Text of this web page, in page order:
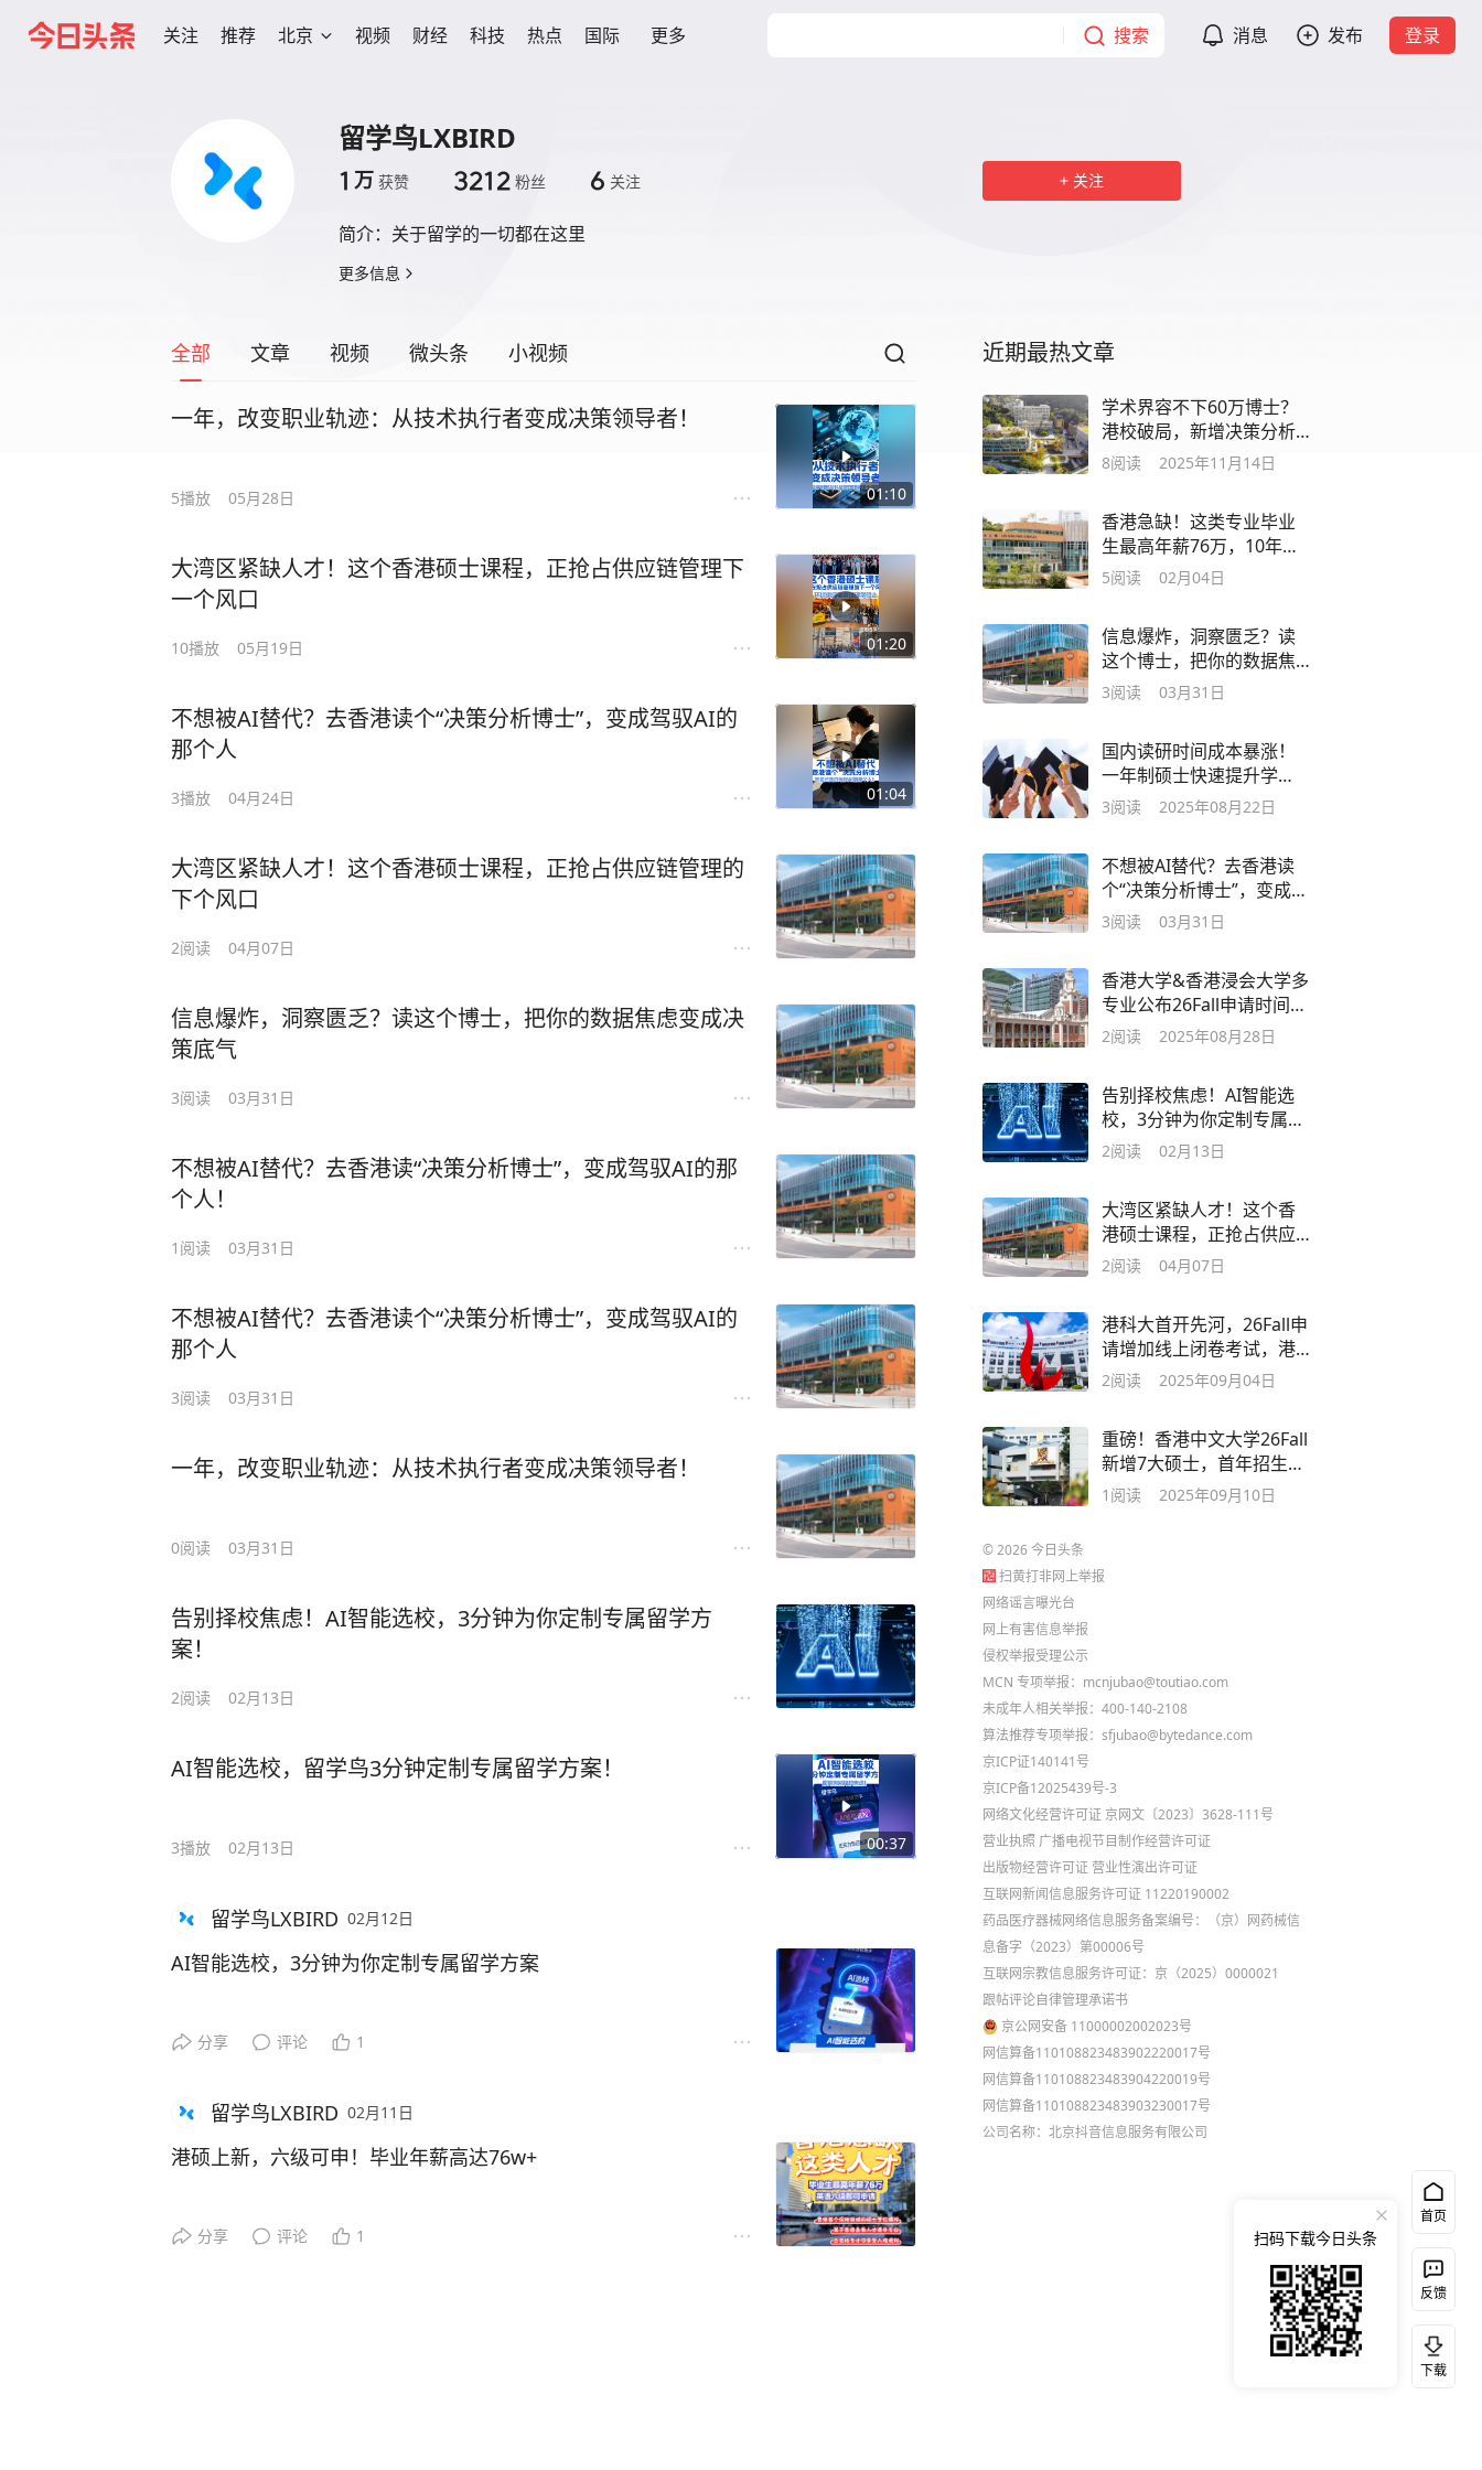
关注 推荐 北京 视频 财经 科技 热点 国际 更多 搜索 消息 发布 登录
留学鸟LXBIRD
1 万 获赞 3212 粉丝 6 关注
简介： 关于留学的一切都在这里
更多信息
关注
全部 文章 视频 微头条 小视频
01:10
一年，改变职业轨迹：从技术执行者变成决策领导者！
5播放 05月28日
01:20
大湾区紧缺人才！这个香港硕士课程，正抢占供应链管理下
一个风口
10播放 05月19日
01:04
不想被AI替代？去香港读个“决策分析博士”，变成驾驭AI的
那个人
3播放 04月24日
大湾区紧缺人才！这个香港硕士课程，正抢占供应链管理的
下个风口
2阅读 04月07日
信息爆炸，洞察匮乏？读这个博士，把你的数据焦虑变成决
策底气
3阅读 03月31日
不想被AI替代？去香港读“决策分析博士”，变成驾驭AI的那
个人！
1 阅读 03月31日
不想被AI替代？去香港读个“决策分析博士”，变成驾驭AI的
那个人
3阅读 03月31日
一年，改变职业轨迹：从技术执行者变成决策领导者！
0阅读 03月31日
告别择校焦虑！AI智能选校，3分钟为你定制专属留学方
案！
2阅读 02月13日
00:37
AI智能选校，留学鸟3分钟定制专属留学方案！
3播放 02月13日
留学鸟LXBIRD 02月12日
AI智能选校，3分钟为你定制专属留学方案
💬 想留学，却不知道从何选起？
💬 担心冲刺的学校遥不可及，又怕保底院校委屈了自己？
留学鸟小程序的AI智能选校功能，将先进技术与留学指导相结合，
分享 评论 1
留学鸟LXBIRD 02月11日
港硕上新，六级可申！毕业年薪高达76w+
展
分享 评论 1
近期最热文章
学术界容不下60万博士？
港校破局，新增决策分析
博士！本科可申！
8阅读 2025年11月14日
香港急缺！这类专业毕业
生最高年薪76万，10年需
求激增50%！
5阅读 02月04日
信息爆炸，洞察匮乏？读
这个博士，把你的数据焦
虑变成决策底气
3阅读 03月31日
国内读研时间成本暴涨！
一年制硕士快速提升学
历，避开考研内卷！
3阅读 2025年08月22日
不想被AI替代？去香港读
个“决策分析博士”，变成驾
驭AI的那个人
3阅读 03月31日
香港大学&香港浸会大学多
专业公布26Fall申请时间！
最早9月开放！
2阅读 2025年08月28日
告别择校焦虑！AI智能选
校，3分钟为你定制专属留
学方案！
2阅读 02月13日
大湾区紧缺人才！这个香
港硕士课程，正抢占供应
链管理的下个风口
2阅读 04月07日
港科大首开先河，26Fall申
请增加线上闭卷考试，港
校申请门槛提升
2阅读 2025年09月04日
重磅！香港中文大学26Fall
新增7大硕士，首年招生门
槛或降低！
1 阅读 2025年09月10日
©2026今日头条
扫黄打非网上举报
网络谣言曝光台
网上有害信息举报
侵权举报受理公示
MCN 专项举报：mcnjubao@toutiao.com
未成年人相关举报：400-140-2108
算法推荐专项举报：sfjubao@bytedance.com
京ICP证140141号
京ICP备12025439号-3
网络文化经营许可证 京网文〔2023〕3628-111号
营业执照 广播电视节目制作经营许可证
出版物经营许可证 营业性演出许可证
互联网新闻信息服务许可证 11220190002
药品医疗器械网络信息服务备案编号：（京）网药械信
息备字（2023）第00006号
互联网宗教信息服务许可证：京（2025）0000021
跟帖评论自律管理承诺书
京公网安备 11000002002023号
网信算备110108823483902220017号
网信算备110108823483904220019号
网信算备110108823483903230017号
公司名称：北京抖音信息服务有限公司
首页
反馈
下载
扫码下载今日头条